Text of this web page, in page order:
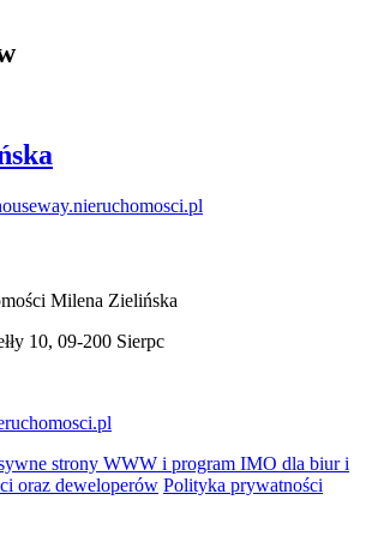
Milena Zielińska
10, 09-200 Sierpc
strony WWW i program IMO dla biur i
oraz deweloperów Polityka prywatności